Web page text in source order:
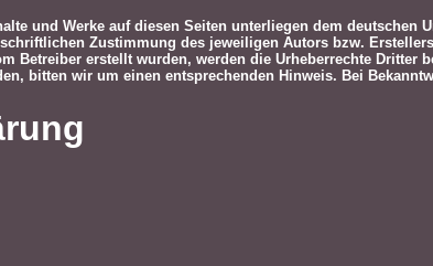
und Werke auf diesen Seiten unterliegen dem
Zustimmung des jeweiligen Autors bzw.
Betreiber erstellt wurden, werden die Urheberrechte
bitten wir um einen entsprechenden Hinweis. Bei